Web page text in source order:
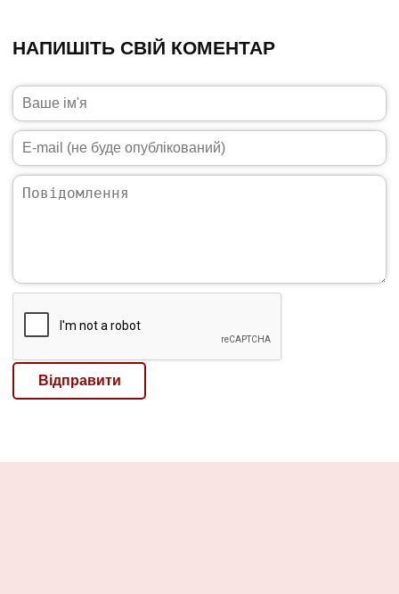
НАПИШІТЬ СВІЙ КОМЕНТАР